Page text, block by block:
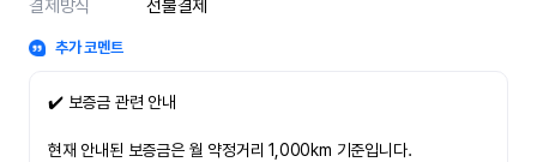
결제방식
선불결제
추가 코멘트
✔️ 보증금 관련 안내
현재 안내된 보증금은 월 약정거리 1,000km 기준입니다.